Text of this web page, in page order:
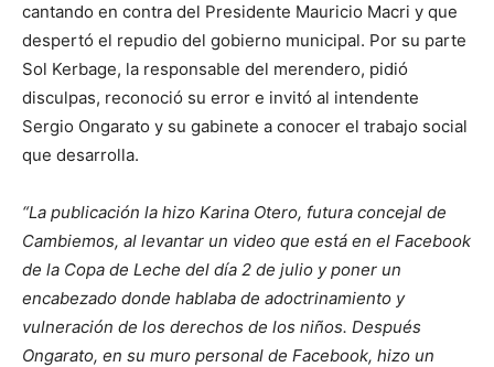
cantando en contra del Presidente Mauricio Macri y que
despertó el repudio del gobierno municipal. Por su parte
Sol Kerbage, la responsable del merendero, pidió
disculpas, reconoció su error e invitó al intendente
Sergio Ongarato y su gabinete a conocer el trabajo social
que desarrolla.
“La publicación la hizo Karina Otero, futura concejal de
Cambiemos, al levantar un video que está en el Facebook
de la Copa de Leche del día 2 de julio y poner un
encabezado donde hablaba de adoctrinamiento y
vulneración de los derechos de los niños. Después
Ongarato, en su muro personal de Facebook, hizo un